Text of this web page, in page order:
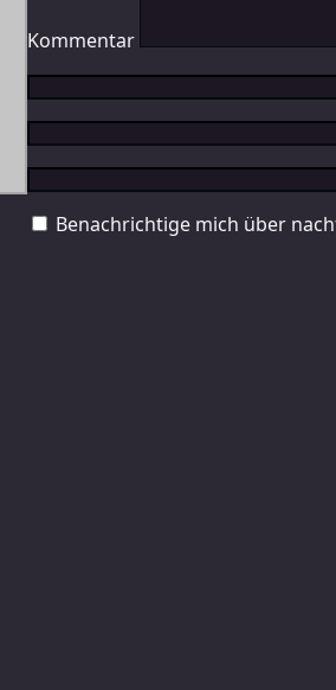
Kommentar
Benachrichtige mich über